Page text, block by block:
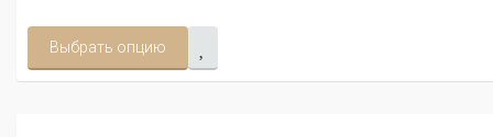
Выбрать опцию